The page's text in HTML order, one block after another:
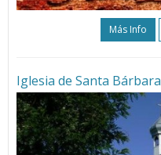
Más Info
Iglesia de Santa Bárbara